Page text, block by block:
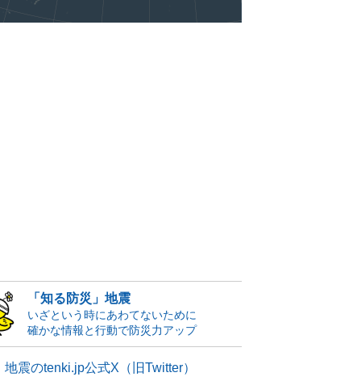
「知る防災」地震
いざという時にあわてないために
確かな情報と行動で防災力アップ
地震のtenki.jp公式X（旧Twitter）